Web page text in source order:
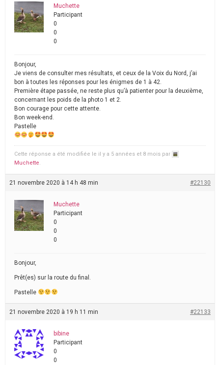
Muchette
Participant
0
0
0
Bonjour,
Je viens de consulter mes résultats, et ceux de la Voix du Nord, j’ai
bon à toutes les réponses pour les énigmes de 1 à 42.
Première étape passée, ne reste plus qu’à patienter pour la deuxième,
concernant les poids de la photo 1 et 2.
Bon courage pour cette attente.
Bon week-end.
Pastelle
Cette réponse a été modifiée le il y a 5 années et 8 mois par
Muchette.
21 novembre 2020 à 14 h 48 min #22130
Muchette
Participant
0
0
0
Bonjour,
Prêt(es) sur la route du final.
Pastelle
21 novembre 2020 à 19 h 11 min #22133
bibine
Participant
0
0